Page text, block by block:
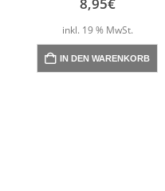
inkl. 19 % MwSt.
IN DEN WARENKORB